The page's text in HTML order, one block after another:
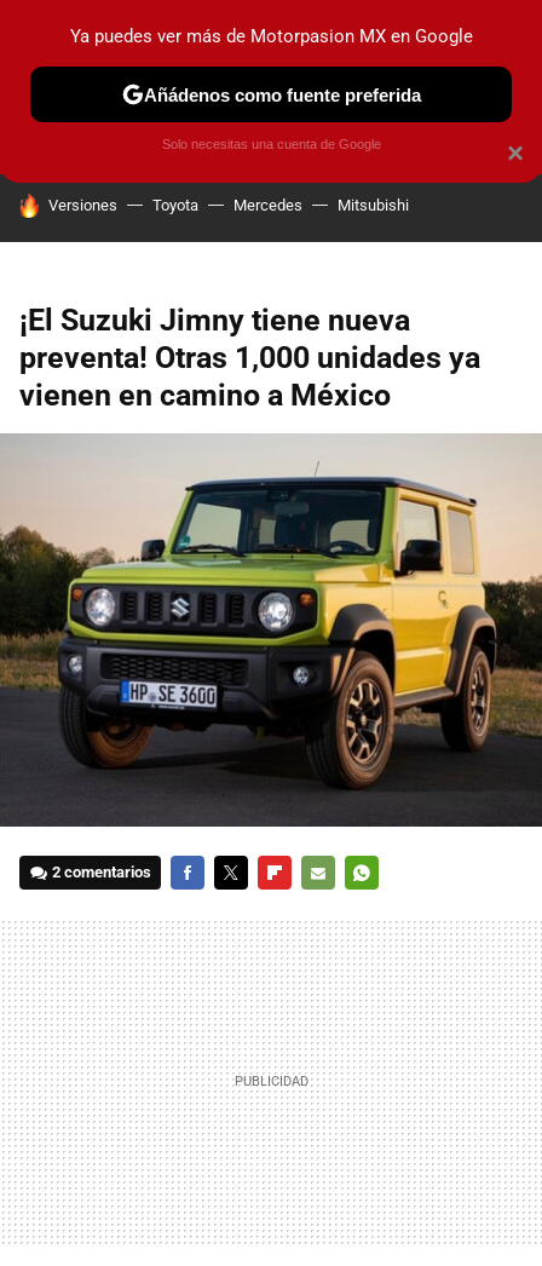
PRUEBAS INDUSTRIA HOY NO CIRCULA
HOY SE HABLA DE
Versiones Toyota Mercedes Mitsubishi
¡El Suzuki Jimny tiene nueva
preventa! Otras 1,000 unidades ya
vienen en camino a México
2 comentarios
MAIL
×
Ya puedes ver más de Motorpasion MX en Google
Añádenos como fuente preferida
Solo necesitas una cuenta de Google